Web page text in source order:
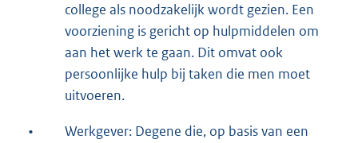
college als noodzakelijk wordt gezien. Een
voorziening is gericht op hulpmiddelen om
aan het werk te gaan. Dit omvat ook
persoonlijke hulp bij taken die men moet
uitvoeren.
•
Werkgever: Degene die, op basis van een